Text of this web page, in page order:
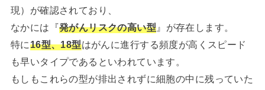
現）が確認されており、
なかには『発がんリスクの高い型 』が存在します。
特に16型、18型はがんに進行する頻度が高くスピード
も早いタイプであるといわれています。
もしもこれらの型が排出されずに細胞の中に残っていた